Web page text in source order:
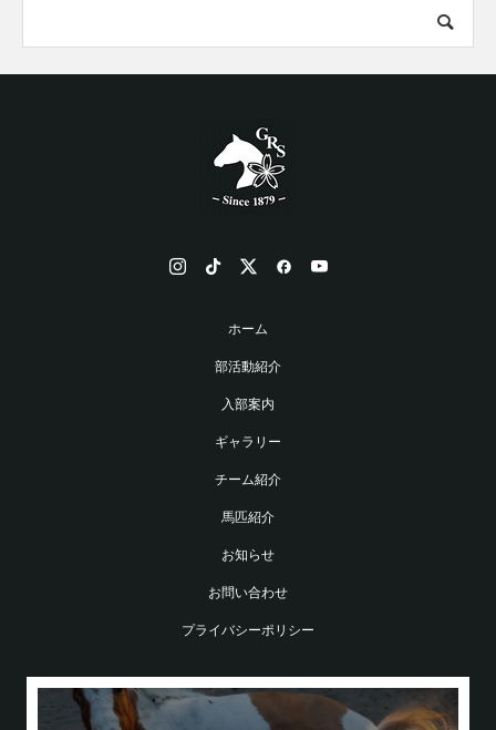
ホーム
部活動紹介
入部案内
ギャラリー
チーム紹介
馬匹紹介
お知らせ
お問い合わせ
プライバシーポリシー